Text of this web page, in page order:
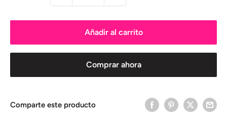
Añadir al carrito
Comprar ahora
Comparte este producto